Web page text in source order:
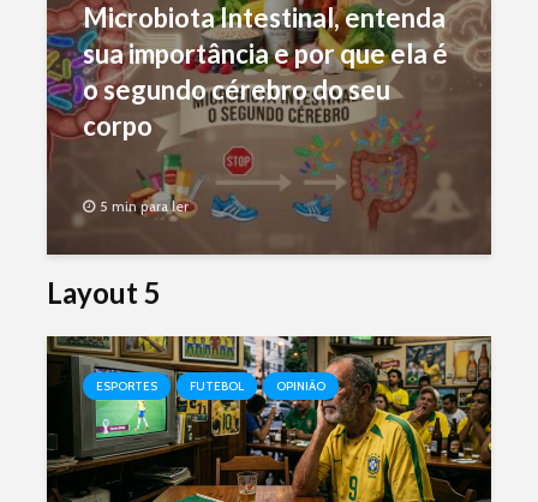
Microbiota Intestinal, entenda
sua importância e por que ela é
o segundo cérebro do seu
corpo
5 min para ler
Layout 5
ESPORTES FUTEBOL OPINIÃO